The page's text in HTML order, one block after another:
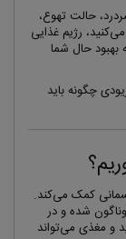
حالت تهوع،
رژیم غذایی
بهبود حال شما
چگونه باید
کمک می‌کند.
شده و در
و مغذی می‌تواند